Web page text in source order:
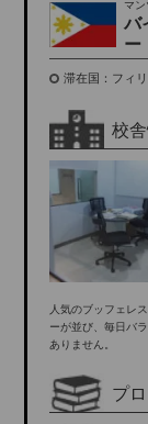
マ
バ
ー
滞在国：フィ
校
人気のブッフェレ
ーが並び、毎日バ
ありません。
プ